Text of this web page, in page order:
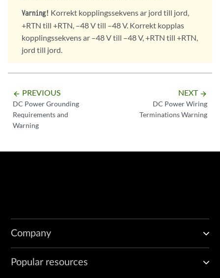
Varning! Korrekt kopplingssekvens ar jord till jord,
+RTN till +RTN, –48 V till –48 V. Korrekt kopplas
kopplingssekvens ar –48 V till –48 V, +RTN till +RTN,
jord till jord.
arrow_backward PREVIOUS
DC Power Grounding
Requirements and
Warning
NEXT arrow_forward
DC Power Wiring
Terminations Warning
Company
Popular resources